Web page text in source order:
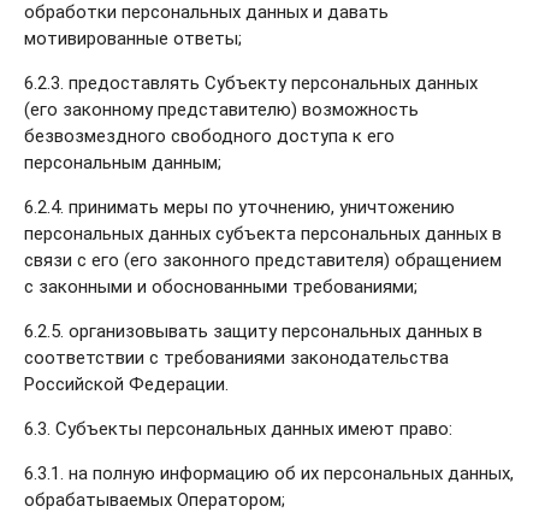
обработки персональных данных и давать
мотивированные ответы;
6.2.3. предоставлять Субъекту персональных данных
(его законному представителю) возможность
безвозмездного свободного доступа к его
персональным данным;
6.2.4. принимать меры по уточнению, уничтожению
персональных данных субъекта персональных данных в
связи с его (его законного представителя) обращением
с законными и обоснованными требованиями;
6.2.5. организовывать защиту персональных данных в
соответствии с требованиями законодательства
Российской Федерации.
6.3. Субъекты персональных данных имеют право:
6.3.1. на полную информацию об их персональных данных,
обрабатываемых Оператором;